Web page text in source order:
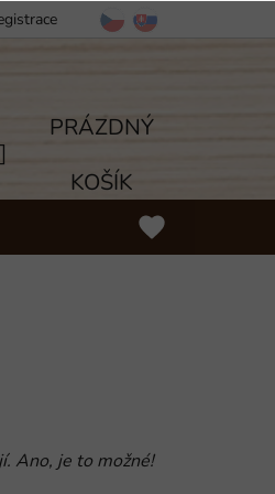
NÁKUPNÍ
PRÁZDNÝ
KOŠÍK
Ano, je to možné!